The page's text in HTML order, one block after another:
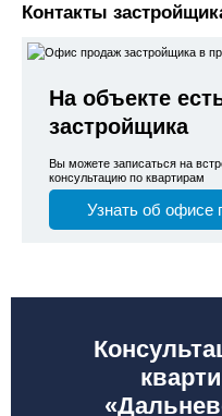
Контакты
На объекте
застройщика
Вы можете записаться на
консультацию по квартирам
Узнать об офисе